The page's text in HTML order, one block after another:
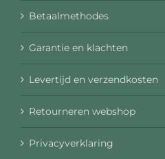
Betaalmethodes
Garantie en klachten
Levertijd en verzendkosten
Retourneren webshop
Privacyverklaring